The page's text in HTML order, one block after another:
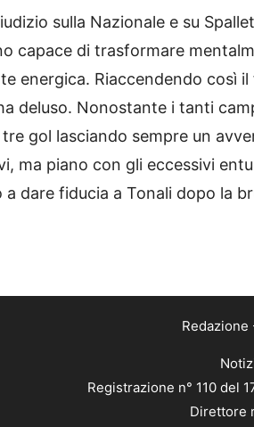
sulla Nazionale e su
capace di trasformare
energica. Riaccendendo così
deluso. Nonostante i tanti
gol lasciando sempre un
ma piano con gli eccessivi
dare fiducia a Tonali dopo la
Redazione
Registrazione n° 110 del
Direttore